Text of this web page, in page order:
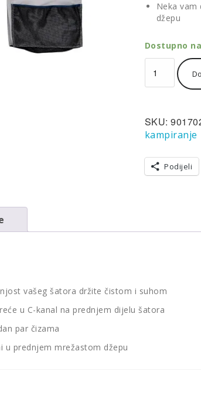
Neka
džepu
Dostupno
Tepui
Boot
dvostruka
torba
za
kampiranje
SKU:
kampiranje
Podijeli
vašeg šatora držite čistom i suhom
u C-kanal na prednjem dijelu šatora
par čizama
u prednjem mrežastom džepu